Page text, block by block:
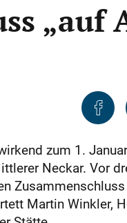
„auf
zum 1.
Neckar. Vor
Martin Winkler,